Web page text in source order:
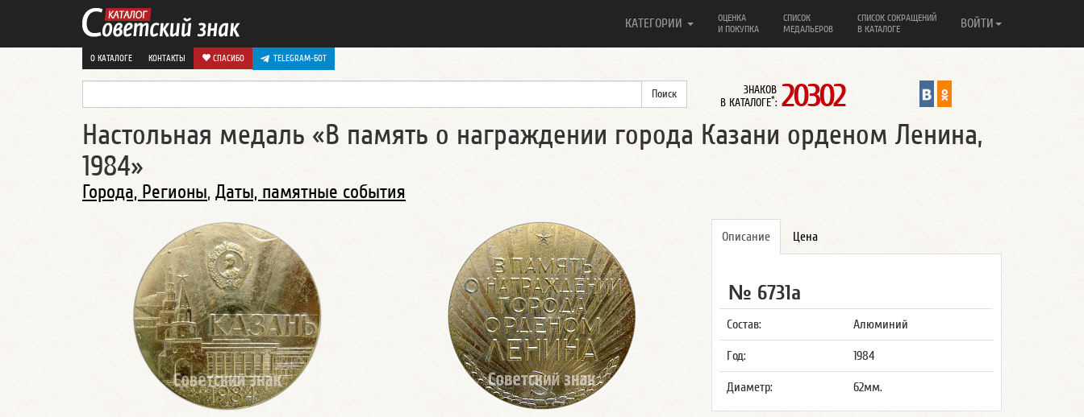
КАТЕГОРИИ
ОЦЕНКА
И ПОКУПКА
СПИСОК
МЕДАЛЬЕРОВ
СПИСОК СОКРАЩЕНИЙ
В КАТАЛОГЕ
ВОЙТИ
О КАТАЛОГЕ КОНТАКТЫ СПАСИБО TELEGRAM-БОТ
ЗНАКОВ
В КАТАЛОГЕ*: 20302
Настольная медаль «В память о награждении города Казани орденом Ленина,
1984»
Города, Регионы, Даты, памятные события
Описание Цена
№ 6731а
Состав: Алюминий
Год: 1984
Диаметр: 62мм.